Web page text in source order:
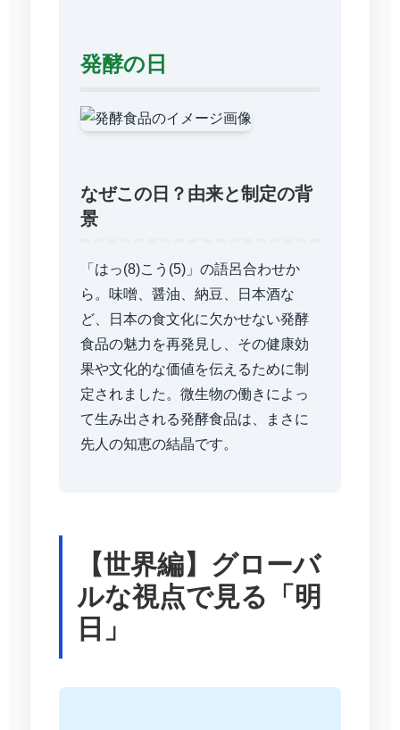
発酵の日
なぜこの日？由来と制定の背
景
「はっ(8)こう(5)」の語呂合わせか
ら。味噌、醤油、納豆、日本酒な
ど、日本の食文化に欠かせない発酵
食品の魅力を再発見し、その健康効
果や文化的な価値を伝えるために制
定されました。微生物の働きによっ
て生み出される発酵食品は、まさに
先人の知恵の結晶です。
【世界編】グローバ
ルな視点で見る「明
日」